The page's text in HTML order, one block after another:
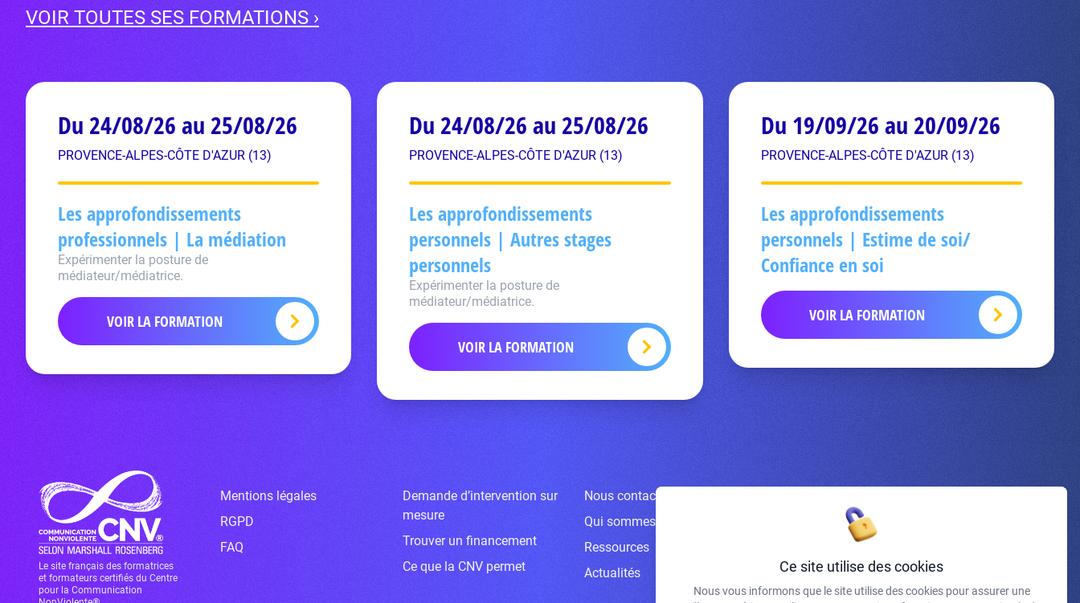
VOIR TOUTES SES FORMATIONS ›
Du 24/08/26 au 25/08/26
PROVENCE-ALPES-CÔTE D'AZUR (13)
Les approfondissements
professionnels | La médiation
Expérimenter la posture de
médiateur/médiatrice.
VOIR LA FORMATION
Du 24/08/26 au 25/08/26
PROVENCE-ALPES-CÔTE D'AZUR (13)
Les approfondissements
personnels | Autres stages
personnels
Expérimenter la posture de
médiateur/médiatrice.
VOIR LA FORMATION
Du 19/09/26 au 20/09/26
PROVENCE-ALPES-CÔTE D'AZUR (13)
Les approfondissements
personnels | Estime de soi/
Confiance en soi
VOIR LA FORMATION
Le site français des formatrices
et formateurs certifiés du Centre
pour la Communication
Mentions légales
RGPD
FAQ
Demande d’intervention sur
mesure
Trouver un financement
Ce que la CNV permet
Nous contacter
Qui sommes-nous ?
Ressources
Actualités
J'accepte de recevoir vos e-mails et confirme avoir pris
Ce site utilise des cookies
Nous vous informons que le site utilise des cookies pour assurer une